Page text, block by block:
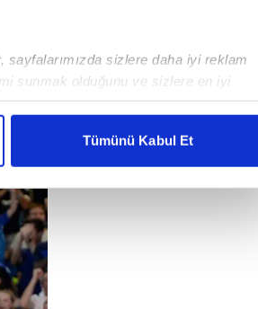
sizlere daha iyi reklam
sunmak olduğunu ve sizlere en iyi
maliyetlerimizi karşılamak
reklamlar gösterilmeyecektir."
ait çerezler kullanılmaktadır. Bu
toplumu hizmetlerinin sunulması
ve sizlere yönelik
kullanılacaktır.
Tümünü Kabul Et